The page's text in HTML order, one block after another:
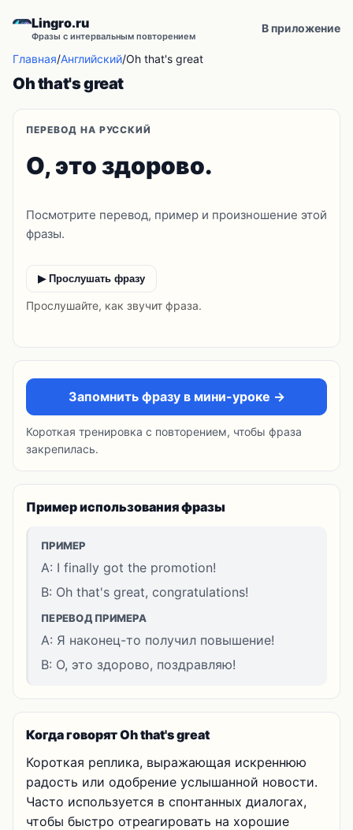
Lingro.ru
Фразы с интервальным повторением
В приложение
Главная/Английский/Oh that's great
Oh that's great
ПЕРЕВОД НА РУССКИЙ
О, это здорово.
Посмотрите перевод, пример и произношение этой
фразы.
▶ Прослушать фразу
Прослушайте, как звучит фраза.
Запомнить фразу в мини-уроке →
Короткая тренировка с повторением, чтобы фраза
закрепилась.
Пример использования фразы
ПРИМЕР
A: I finally got the promotion!
B: Oh that's great, congratulations!
ПЕРЕВОД ПРИМЕРА
A: Я наконец-то получил повышение!
B: О, это здорово, поздравляю!
Когда говорят Oh that's great
Короткая реплика, выражающая искреннюю
радость или одобрение услышанной новости.
Часто используется в спонтанных диалогах,
чтобы быстро отреагировать на хорошие